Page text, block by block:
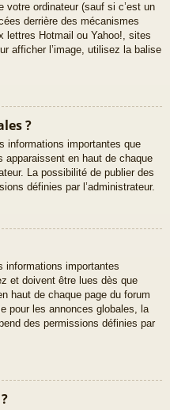
votre ordinateur (sauf si c’est un
derrière des mécanismes
lettres Hotmail ou Yahoo!, sites
afficher l’image, utilisez la balise
?
informations importantes que
en haut de chaque
La possibilité de publier des
définies par l’administrateur.
informations importantes
et doivent être lues dès que
haut de chaque page du forum
pour les annonces globales, la
des permissions définies par